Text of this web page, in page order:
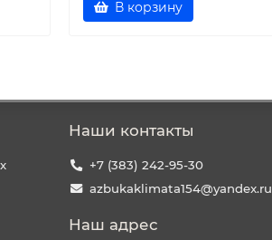
В корзину
Наши контакты
+7 (383) 242-95-30
azbukaklimata154@yandex.ru
Наш адрес